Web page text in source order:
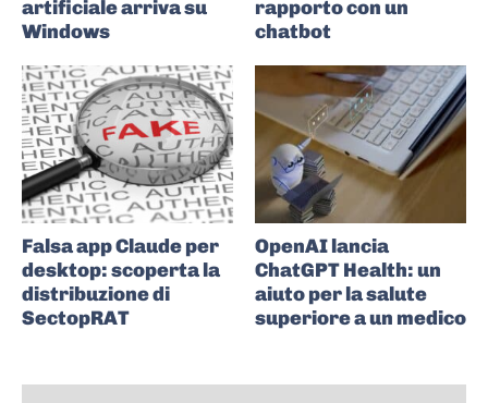
artificiale arriva su
Windows
rapporto con un
chatbot
Falsa app Claude per
desktop: scoperta la
distribuzione di
SectopRAT
OpenAI lancia
ChatGPT Health: un
aiuto per la salute
superiore a un medico